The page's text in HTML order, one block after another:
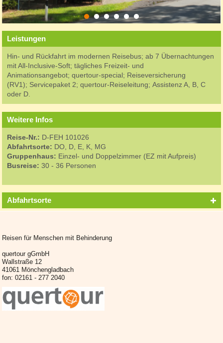
Leistungen
Hin- und Rückfahrt im modernen Reisebus; ab 7 Übernachtungen
mit All-Inclusive-Soft; tägliches Freizeit- und
Animationsangebot; quertour-special; Reiseversicherung
(RV1); Servicepaket 2; quertour-Reiseleitung; Assistenz A, B, C
oder D.
Weitere Infos
Reise-Nr.: D-FEH 101026
Abfahrtsorte: DO, D, E, K, MG
Gruppenhaus: Einzel- und Doppelzimmer (EZ mit Aufpreis)
Busreise: 30 - 36 Personen
Abfahrtsorte
Reisen für Menschen mit Behinderung
quertour gGmbH
Wallstraße 12
41061 Mönchengladbach
fon: 02161 - 277 2040